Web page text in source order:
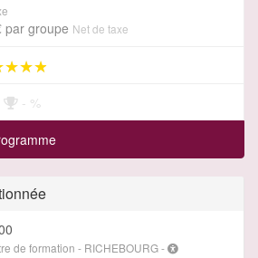
par groupe Net de taxe
- %
de formation - RICHEBOURG -